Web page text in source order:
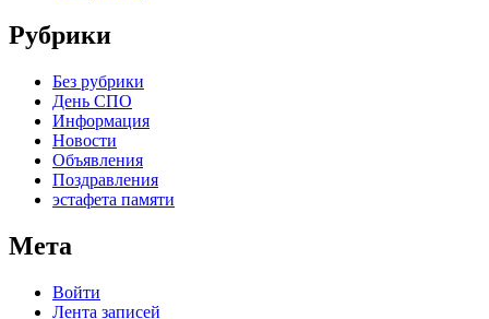
Рубрики
Без рубрики
День СПО
Информация
Новости
Объявления
Поздравления
эстафета памяти
Мета
Войти
Лента записей